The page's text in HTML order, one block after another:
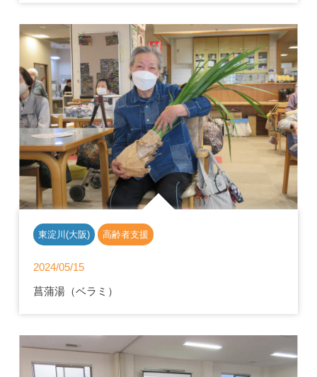
東淀川(大阪) 高齢者支援
2024/05/15
菖蒲湯（ベラミ）